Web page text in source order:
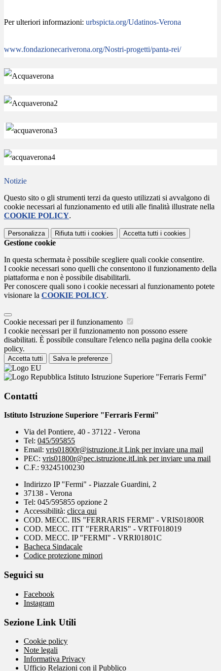
Per ulteriori informazioni: urbspicta.org/Udatinos-Verona
www.fondazionecariverona.org/Nostri-progetti/panta-rei/
Notizie
Questo sito o gli strumenti terzi da questo utilizzati si avvalgono di
cookie necessari al funzionamento ed utili alle finalità illustrate nella
COOKIE POLICY.
Personalizza Rifiuta tutti i cookies Accetta tutti i cookies
Gestione cookie
In questa schermata è possibile scegliere quali cookie consentire.
I cookie necessari sono quelli che consentono il funzionamento della
piattaforma e non è possibile disabilitarli.
Per conoscere quali sono i cookie necessari al funzionamento potete
visionare la COOKIE POLICY.
Cookie necessari per il funzionamento
I cookie necessari per il funzionamento non possono essere
disabilitati. È possibile consultare l'elenco nella pagina della cookie
policy.
Accetta tutti Salva le preferenze
Istituto Istruzione Superiore "Ferraris Fermi"
Contatti
Istituto Istruzione Superiore "Ferraris Fermi"
Via del Pontiere, 40 - 37122 - Verona
Tel: 045/595855
Email: vris01800r@istruzione.itLink per inviare una mail
PEC: vris01800r@pec.istruzione.itLink per inviare una mail
C.F.: 93245100230
Indirizzo IP "Fermi" - Piazzale Guardini, 2
37138 - Verona
Tel: 045/595855 opzione 2
Accessibilità: clicca qui
COD. MECC. IIS "FERRARIS FERMI" - VRIS01800R
COD. MECC. ITT "FERRARIS" - VRTF018019
COD. MECC. IP "FERMI" - VRRI01801C
Bacheca Sindacale
Codice protezione minori
Seguici su
Facebook
Instagram
Sezione Link Utili
Cookie policy
Note legali
Informativa Privacy
Ufficio Relazioni con il Pubblico